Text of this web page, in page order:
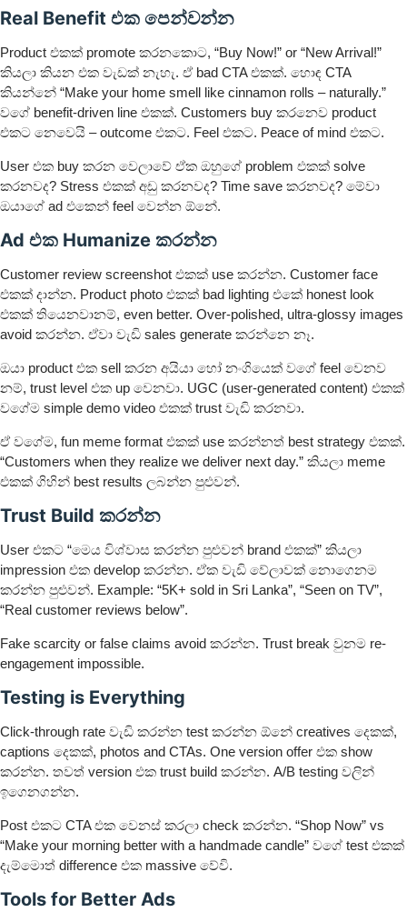
Real Benefit එක පෙන්වන්න
Product එකක් promote කරනකොට, “Buy Now!” or “New Arrival!”
කියලා කියන එක වැඩක් නැහැ. ඒ bad CTA එකක්. හොඳ CTA
කියන්නේ “Make your home smell like cinnamon rolls – naturally.”
වගේ benefit-driven line එකක්. Customers buy කරනෙව product
එකට නෙවෙයි – outcome එකට. Feel එකට. Peace of mind එකට.
User එක buy කරන වෙලාවේ ඒක ඔහුගේ problem එකක් solve
කරනවද? Stress එකක් අඩු කරනවද? Time save කරනවද? මේවා
ඔයාගේ ad එකෙන් feel වෙන්න ඕනේ.
Ad එක Humanize කරන්න
Customer review screenshot එකක් use කරන්න. Customer face
එකක් දාන්න. Product photo එකක් bad lighting එකේ honest look
එකක් තියෙනවානම්, even better. Over-polished, ultra-glossy images
avoid කරන්න. ඒවා වැඩි sales generate කරන්නෙ නෑ.
ඔයා product එක sell කරන අයියා හෝ නංගියෙක් වගේ feel වෙනව
නම්, trust level එක up වෙනවා. UGC (user-generated content) එකක්
වගේම simple demo video එකක් trust වැඩි කරනවා.
ඒ වගේම, fun meme format එකක් use කරන්නත් best strategy එකක්.
“Customers when they realize we deliver next day.” කියලා meme
එකක් ගිහින් best results ලබන්න පුළුවන්.
Trust Build කරන්න
User එකට “මෙය විශ්වාස කරන්න පුළුවන් brand එකක්” කියලා
impression එක develop කරන්න. ඒක වැඩි වේලාවක් නොගෙනම
කරන්න පුළුවන්. Example: “5K+ sold in Sri Lanka”, “Seen on TV”,
“Real customer reviews below”.
Fake scarcity or false claims avoid කරන්න. Trust break වුනම re-
engagement impossible.
Testing is Everything
Click-through rate වැඩි කරන්න test කරන්න ඕනේ creatives දෙකක්,
captions දෙකක්, photos and CTAs. One version offer එක show
කරන්න. තවත් version එක trust build කරන්න. A/B testing වලින්
ඉගෙනගන්න.
Post එකට CTA එක වෙනස් කරලා check කරන්න. “Shop Now” vs
“Make your morning better with a handmade candle” වගේ test එකක්
දැම්මොත් difference එක massive වේවි.
Tools for Better Ads